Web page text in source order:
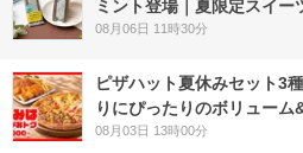
ミント登場｜夏限定スイー
08月06日 11時30分
ピザハット夏休みセット3
りにぴったりのボリュー
08月03日 13時00分